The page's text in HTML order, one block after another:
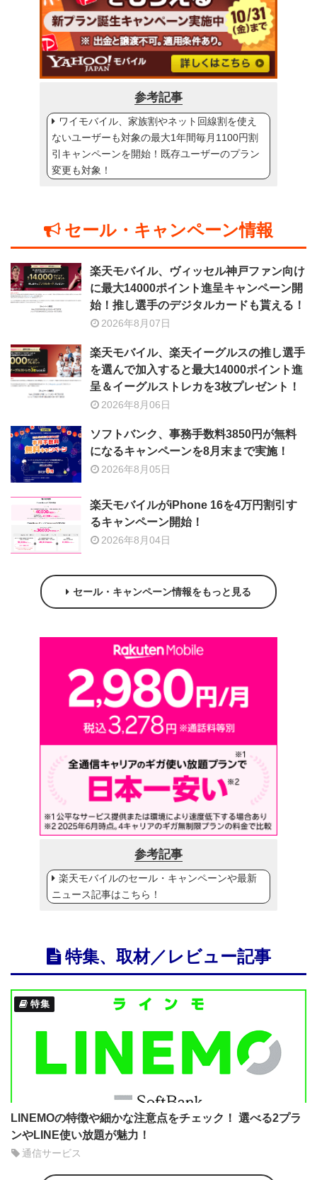
参考記事
ワイモバイル、家族割やネット回線割を使え
ないユーザーも対象の最大1年間毎月1100円割
引キャンペーンを開始！既存ユーザーのプラン
変更も対象！
セール・キャンペーン情報
楽天モバイル、ヴィッセル神戸ファン向け
に最大14000ポイント進呈キャンペーン開
始！推し選手のデジタルカードも貰える！
2026年8月07日
楽天モバイル、楽天イーグルスの推し選手
を選んで加入すると最大14000ポイント進
呈＆イーグルストレカを3枚プレゼント！
2026年8月06日
ソフトバンク、事務手数料3850円が無料
になるキャンペーンを8月末まで実施！
2026年8月05日
楽天モバイルがiPhone 16を4万円割引す
るキャンペーン開始！
2026年8月04日
セール・キャンペーン情報をもっと見る
参考記事
楽天モバイルのセール・キャンペーンや最新
ニュース記事はこちら！
特集、取材／レビュー記事
特集
LINEMOの特徴や細かな注意点をチェック！ 選べる2プラ
ンやLINE使い放題が魅力！
通信サービス